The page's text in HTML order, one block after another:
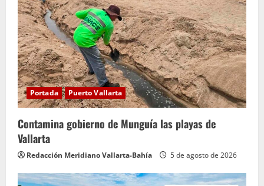
Portada Puerto Vallarta
Contamina gobierno de Munguía las playas de
Vallarta
Redacción Meridiano Vallarta-Bahía 5 de agosto de 2026